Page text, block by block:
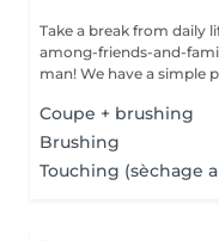
Take a break from daily
among-friends-and-
man! We have a
Coupe + brushing
Brushing
Touching (sèchage